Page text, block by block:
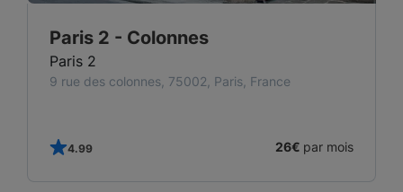
Paris 2 - Colonnes
Paris 2
9 rue des colonnes, 75002, Paris, France
4.99 26€ par mois